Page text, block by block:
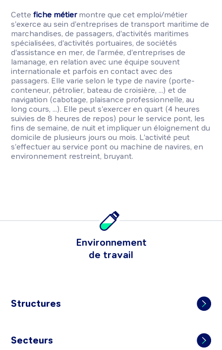
Cettefiche métiermontre que cet emploi/métier
s'exerce au sein d'entreprises de transport maritime de
marchandises, de passagers, d'activités maritimes
spécialisées, d'activités portuaires, de sociétés
d'assistance en mer, de l'armée, d'entreprises de
lamanage, en relation avec une équipe souvent
internationale et parfois en contact avec des
passagers. Elle varie selon le type de navire (porte-
conteneur, pétrolier, bateau de croisière, ...) et de
navigation (cabotage, plaisance professionnelle, au
long cours, ...). Elle peut s'exercer en quart (4 heures
suivies de 8 heures de repos) pour le service pont, les
fins de semaine, de nuit et impliquer un éloignement du
domicile de plusieurs jours ou mois. L'activité peut
s'effectuer au service pont ou machine de navires, en
environnement restreint, bruyant.
Environnement
de travail
Structures
Secteurs